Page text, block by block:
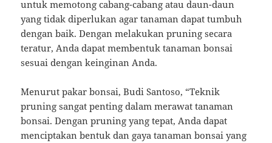
untuk memotong cabang-cabang atau daun-daun
yang tidak diperlukan agar tanaman dapat tumbuh
dengan baik. Dengan melakukan pruning secara
teratur, Anda dapat membentuk tanaman bonsai
sesuai dengan keinginan Anda.
Menurut pakar bonsai, Budi Santoso, “Teknik
pruning sangat penting dalam merawat tanaman
bonsai. Dengan pruning yang tepat, Anda dapat
menciptakan bentuk dan gaya tanaman bonsai yang